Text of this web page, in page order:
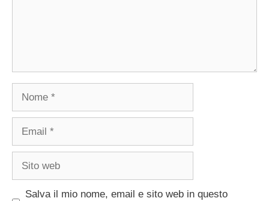
Nome
Email
Sito
Salva il mio nome, email e sito web in questo